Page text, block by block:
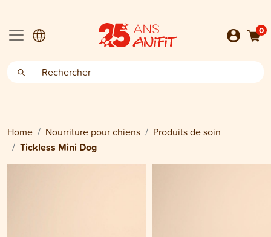
0
Home Nourriture pour chiens Produits de soin
Tickless Mini Dog